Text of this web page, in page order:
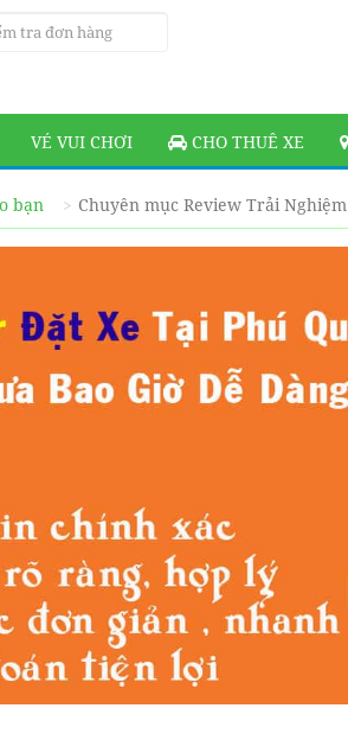
VÉ VUI CHƠI CHO THUÊ XE
bạn Chuyên mục Review Trải Nghiệm